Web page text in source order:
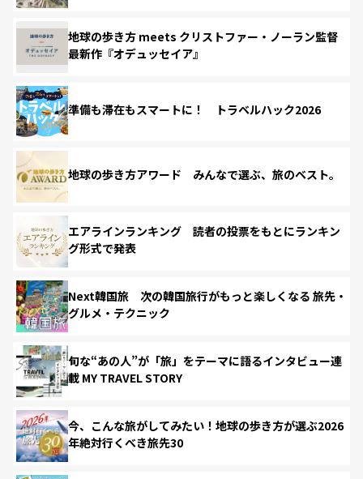
地球の歩き方 meets クリストファー・ノーラン監督
最新作『オデュッセイア』
準備も滞在もスマートに！ トラベルハック2026
地球の歩き方アワード みんなで選ぶ、旅のベスト。
エアラインランキング 読者の投票をもとにランキン
グ形式で発表
Next韓国旅 次の韓国旅行がもっと楽しくなる 旅先・
グルメ・テクニック
旬な“あの人”が「旅」をテーマに語るインタビュー連
載 MY TRAVEL STORY
今、こんな旅がしてみたい！地球の歩き方が選ぶ2026
年絶対行くべき旅先30